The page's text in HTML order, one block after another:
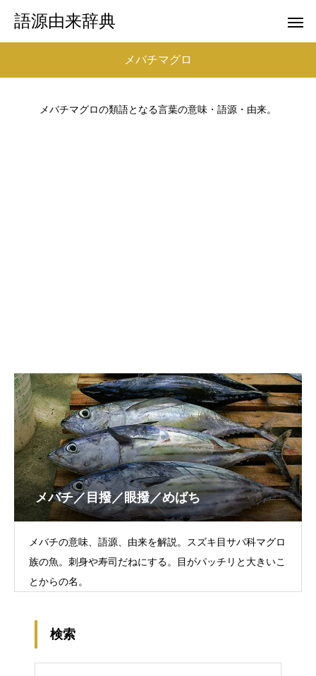
語源由来辞典
メバチマグロ
メバチマグロの類語となる言葉の意味・語源・由来。
メバチ／目撥／眼撥／めばち
メバチの意味、語源、由来を解説。スズキ目サバ科マグロ
族の魚。刺身や寿司だねにする。目がパッチリと大きいこ
とからの名。
検索